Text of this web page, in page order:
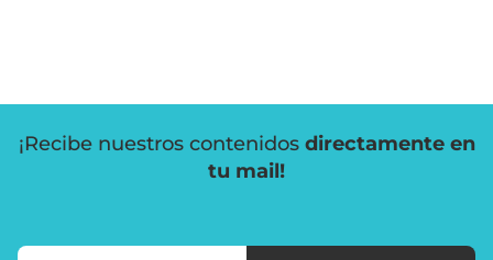
¡Recibe nuestros contenidos directamente en
tu mail!